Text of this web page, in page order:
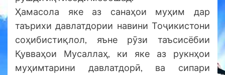
Ҳамасола яке аз санаҳои муҳим дар
таърихи давлатдории навини Тоҷикистони
соҳибистиқлол, яъне рӯзи таъсисёбии
Қувваҳои Мусаллаҳ, ки яке аз рукнҳои
муҳимтарини давлатдорӣ, ва сипари